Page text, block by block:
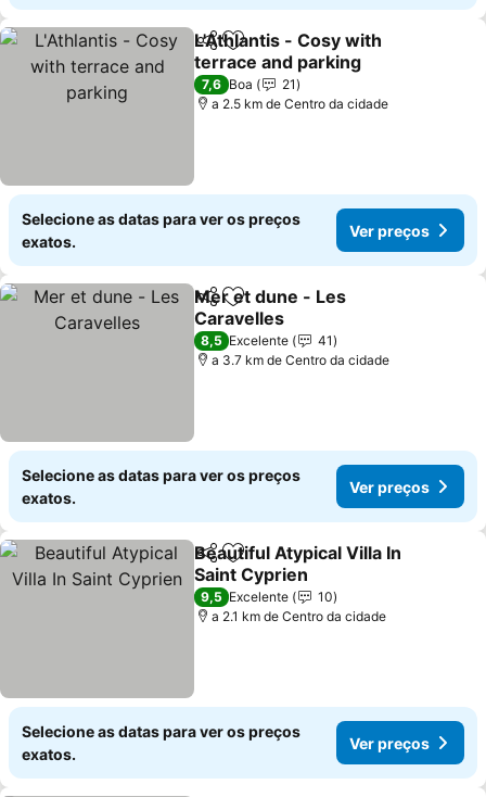
PartilharAdicionar aos favoritos
L'Athlantis - Cosy with
terrace and parking
7,6 Boa
21
a 2.5 km de Centro da cidade
Selecione as datas para ver os preços
exatos.
Ver preços
PartilharAdicionar aos favoritos
Mer et dune - Les
Caravelles
8,5 Excelente
41
a 3.7 km de Centro da cidade
Selecione as datas para ver os preços
exatos.
Ver preços
PartilharAdicionar aos favoritos
Beautiful Atypical Villa In
Saint Cyprien
9,5 Excelente
10
a 2.1 km de Centro da cidade
Selecione as datas para ver os preços
exatos.
Ver preços